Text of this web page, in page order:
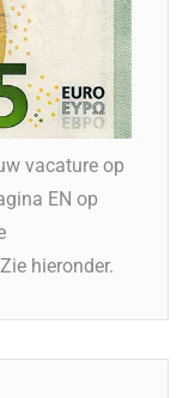
vacature op
EN op
hieronder.